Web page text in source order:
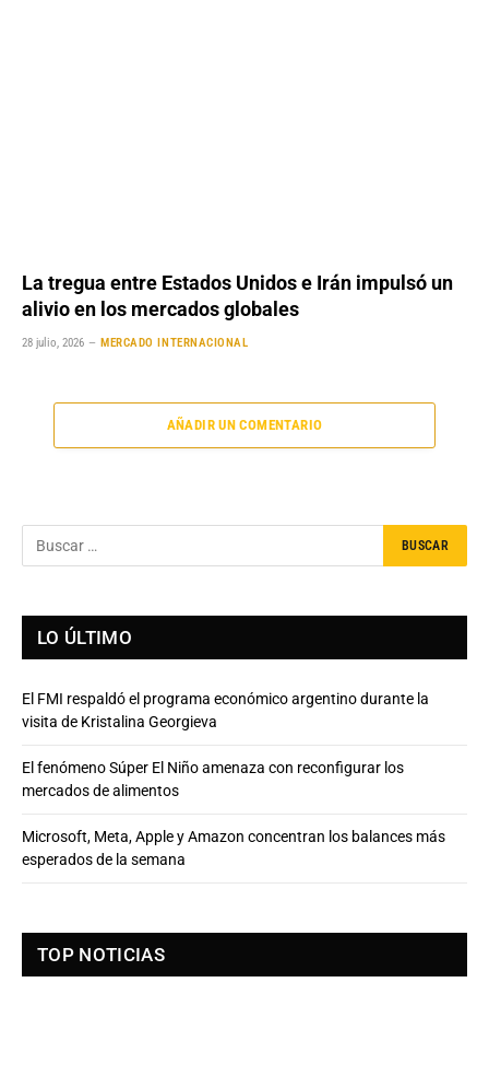
La tregua entre Estados Unidos e Irán impulsó un
alivio en los mercados globales
28 julio, 2026 MERCADO INTERNACIONAL
AÑADIR UN COMENTARIO
LO ÚLTIMO
El FMI respaldó el programa económico argentino durante la
visita de Kristalina Georgieva
El fenómeno Súper El Niño amenaza con reconfigurar los
mercados de alimentos
Microsoft, Meta, Apple y Amazon concentran los balances más
esperados de la semana
TOP NOTICIAS